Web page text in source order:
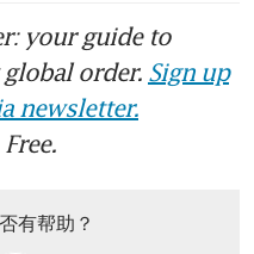
企业，35%来自中
对商业情绪的影
your guide to
order. Sign up
newsletter.
有帮助？